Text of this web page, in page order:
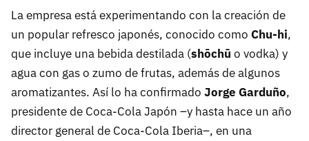
La empresa está experimentando con la creación de
un popular refresco japonés, conocido como Chu-hi,
que incluye una bebida destilada (shōchū o vodka) y
agua con gas o zumo de frutas, además de algunos
aromatizantes. Así lo ha confirmado Jorge Garduño,
presidente de Coca-Cola Japón –y hasta hace un año
director general de Coca-Cola Iberia–, en una